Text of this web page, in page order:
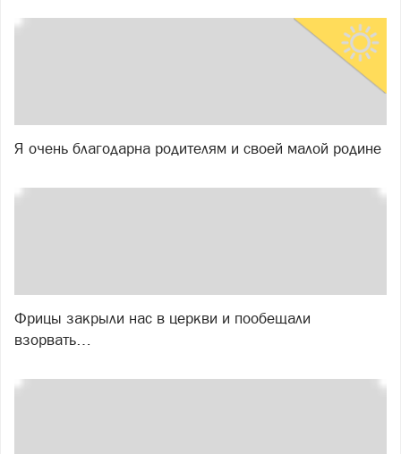
Я очень благодарна родителям и своей малой родине
Фрицы закрыли нас в церкви и пообещали
взорвать…